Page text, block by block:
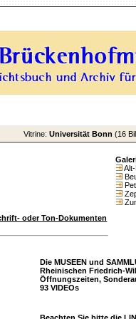
Vitrine:Universität Bonn (16
oder Ton-Dokumenten
Die MUSEEN und
Rheinischen Friedrich-
Öffnungszeiten,
93 VIDEOs